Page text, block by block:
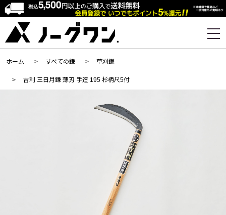
ホーム > すべての鎌 > 草刈鎌
> 吉利 三日月鎌 薄刃 手造 195 杉柄尺5付